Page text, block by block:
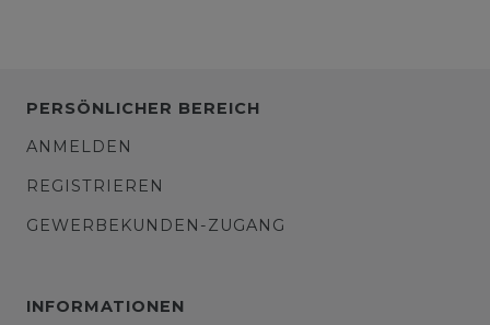
PERSÖNLICHER BEREICH
ANMELDEN
REGISTRIEREN
GEWERBEKUNDEN-ZUGANG
INFORMATIONEN